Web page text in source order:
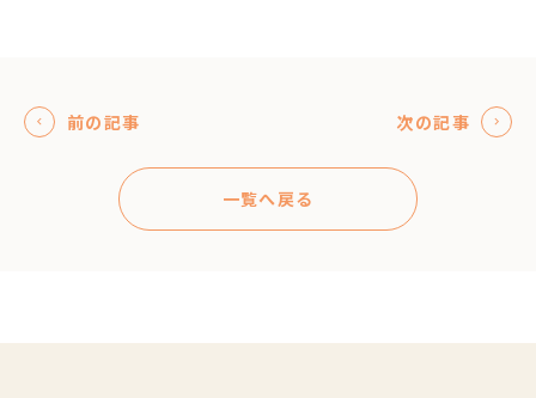
前の記事 次の記事
一覧へ戻る